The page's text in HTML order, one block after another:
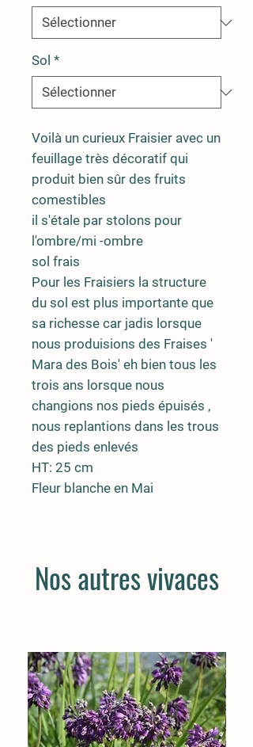
Sol *
Voilà un curieux Fraisier avec un
feuillage très décoratif qui
produit bien sûr des fruits
comestibles
il s'étale par stolons pour
l'ombre/mi -ombre
sol frais
Pour les Fraisiers la structure
du sol est plus importante que
sa richesse car jadis lorsque
nous produisions des Fraises '
Mara des Bois' eh bien tous les
trois ans lorsque nous
changions nos pieds épuisés ,
nous replantions dans les trous
des pieds enlevés
HT: 25 cm
Fleur blanche en Mai
Nos autres vivaces